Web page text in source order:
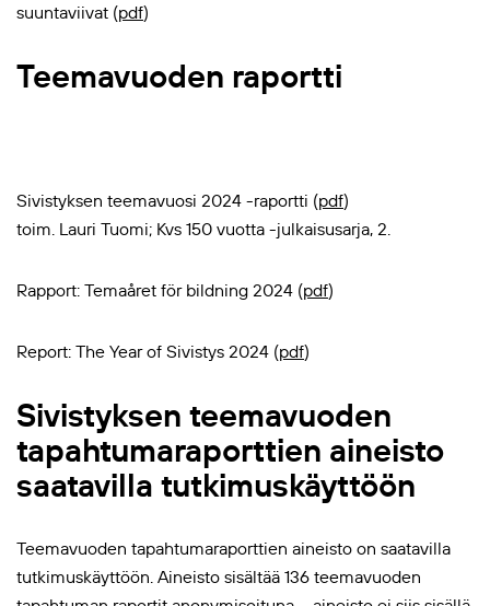
suuntaviivat (pdf)
Teemavuoden raportti
Sivistyksen teemavuosi 2024 -raportti (pdf)
toim. Lauri Tuomi; Kvs 150 vuotta -julkaisusarja, 2.
Rapport: Temaåret för bildning 2024 (pdf)
Report: The Year of Sivistys 2024 (pdf)
Sivistyksen teemavuoden
tapahtumaraporttien aineisto
saatavilla tutkimuskäyttöön
Teemavuoden tapahtumaraporttien aineisto on saatavilla
tutkimuskäyttöön. Aineisto sisältää 136 teemavuoden